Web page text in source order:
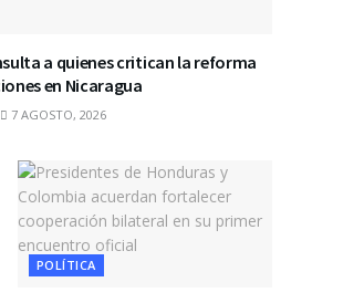
a quienes critican la reforma
en Nicaragua
7 AGOSTO, 2026
POLÍTICA